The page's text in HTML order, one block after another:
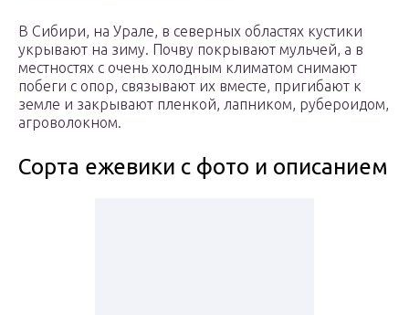
В Сибири, на Урале, в северных областях кустики
укрывают на зиму. Почву покрывают мульчей, а в
местностях с очень холодным климатом снимают
побеги с опор, связывают их вместе, пригибают к
земле и закрывают пленкой, лапником, рубероидом,
агроволокном.
Сорта ежевики с фото и описанием